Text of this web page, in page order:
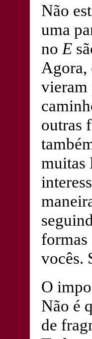
Não
uma
no E
Agora,
vieram
outras
muitas
formas
vocês.
O
Não é
de